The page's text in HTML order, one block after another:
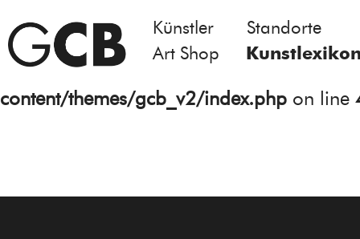
Notice: Undefined variable: atts in
/homepages/21/d13550920/htdocs/
content/themes/gcb_v2/index.php on line
Künstler
Standorte
Art Shop